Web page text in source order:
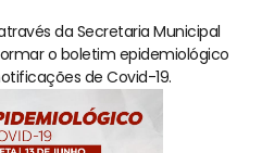
da Secretaria Municipal
o boletim epidemiológico
de Covid-19.